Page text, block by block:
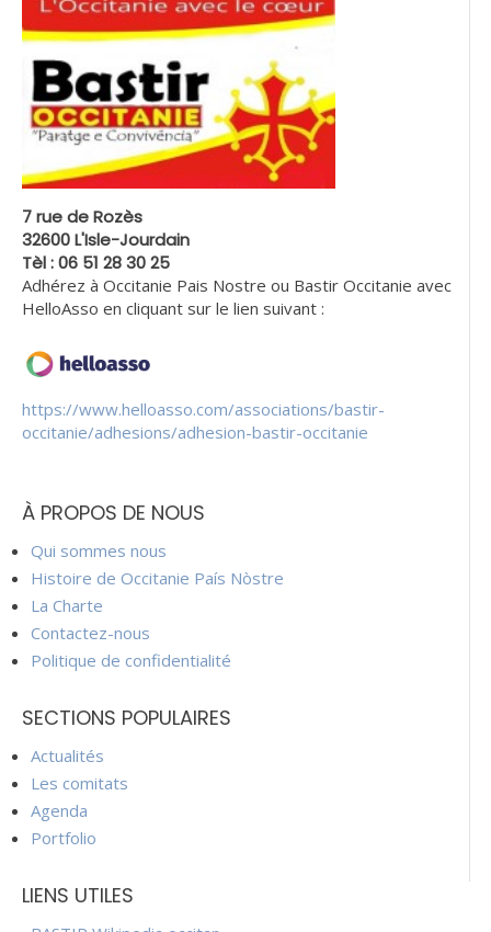
7 rue de Rozès
32600 L'Isle-Jourdain
Tèl : 06 51 28 30 25
Adhérez à Occitanie Pais Nostre ou Bastir Occitanie avec
HelloAsso en cliquant sur le lien suivant :
https://www.helloasso.com/associations/bastir-
occitanie/adhesions/adhesion-bastir-occitanie
À PROPOS DE NOUS
Qui sommes nous
Histoire de Occitanie País Nòstre
La Charte
Contactez-nous
Politique de confidentialité
SECTIONS POPULAIRES
Actualités
Les comitats
Agenda
Portfolio
LIENS UTILES